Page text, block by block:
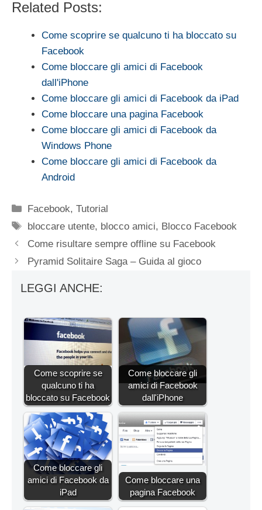
Related Posts:
Come scoprire se qualcuno ti ha bloccato su
Facebook
Come bloccare gli amici di Facebook
dall'iPhone
Come bloccare gli amici di Facebook da iPad
Come bloccare una pagina Facebook
Come bloccare gli amici di Facebook da
Windows Phone
Come bloccare gli amici di Facebook da
Android
Categorie
Facebook,Tutorial
Tag
bloccare utente, blocco amici, Blocco Facebook
Come risultare sempre offline su Facebook
Pyramid Solitaire Saga – Guida al gioco
LEGGI ANCHE:
Come scoprire se
qualcuno ti ha
bloccato su Facebook
Come bloccare gli
amici di Facebook
dall'iPhone
Come bloccare gli
amici di Facebook da
iPad
Come bloccare una
pagina Facebook